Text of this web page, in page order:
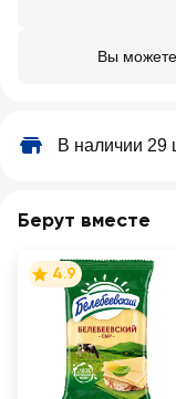
Вы можете
В наличии 29
Берут вместе
4.9